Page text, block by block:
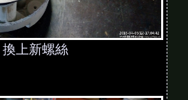
換上新螺絲